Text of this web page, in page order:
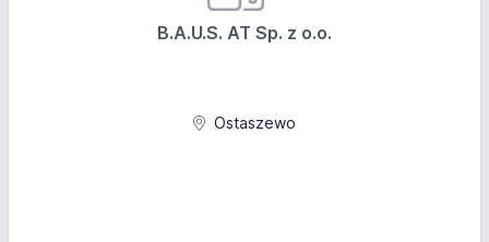
B.A.U.S. AT Sp. z o.o.
Ostaszewo